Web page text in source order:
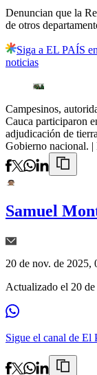
Denuncian que la
de otros
Siga a EL PAÍS
noticias
Campesinos,
Cauca participaron
adjudicación de
Gobierno nacional. |
Samuel
20 de nov. de 2025,
Actualizado el 20
Sigue el canal de El